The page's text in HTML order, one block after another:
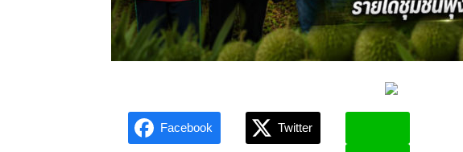
Facebook Twitter